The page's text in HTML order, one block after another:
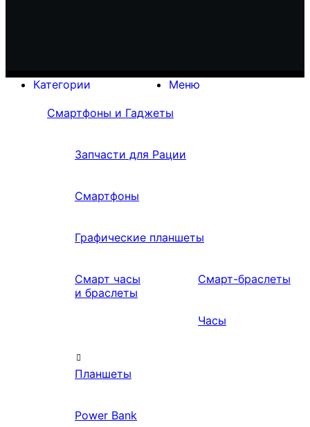
Меню
Категории
Смартфоны и Гаджеты
Запчасти для Рации
Смартфоны
Графические планшеты
Смарт часы
и браслеты
Смарт-браслеты
Часы
Планшеты
Power Bank